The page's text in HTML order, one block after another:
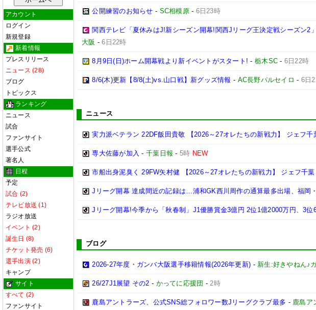
アカウント
ログイン
新規登録
新着情報
プレスリリース
ニュース (28)
ブログ
トピックス
ランキング
ニュース
試合
ファンサイト
選手公式
著名人
日程
予定
試合 (2)
テレビ放送 (1)
ラジオ放送
イベント (2)
誕生日 (8)
チケット発売 (6)
選手出演 (2)
キャンプ
サイト
すべて (2)
ファンサイト
公開練習のお知らせ - SC相模原- 6日23時
関西テレビ「夏休みはJ!新シーズン開幕!関西Jリーグ王決定戦シーズン2
大阪 -6日22時
8月9日(日)ホーム開幕戦より新イベントがスタート! -栃木SC - 6日22時
8/6(木)更新【8/8(土)vs.山口戦】新グッズ情報 - AC長野パルセイロ - 6日
ニュース
実力派ベテラン 22DF飯田貴敬 【2026～27オレたちの新戦力】 ジェフ千
専大佐藤が加入- 千葉日報 - 5時 NEW
市船出身泥臭く 29FW矢村健 【2026～27オレたちの新戦力】 ジェフ千葉
Jリーグ開幕 達成間近の記録は…浦和GK西川周作の通算最多出場、福岡
Jリーグ開幕!今季から「秋春制」J1優勝賞金3億円 2位1億2000万円、3位
ブログ
2026-27年度・ガンバ大阪選手移籍情報(2026年更新) - 新生:好きやねん♪
26/27J1展望 その2 - かってに応援団 -2時
鹿島アントラーズ、公式SNS総フォロワー数Jリーグクラブ最多 - 鹿島ア